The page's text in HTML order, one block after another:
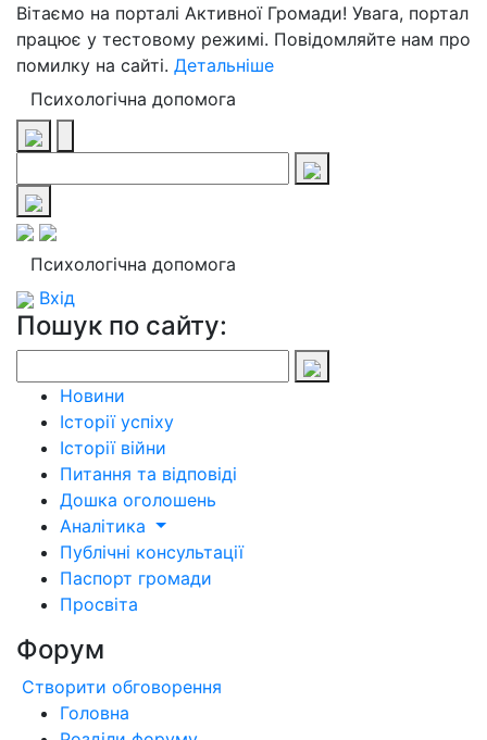
Вітаємо на порталі Активної Громади! Увага, портал
працює у тестовому режимі. Повідомляйте нам про
помилку на сайті. Детальніше
Психологічна допомога
Психологічна допомога
Вхід
Пошук по сайту:
Новини
Історії успіху
Історії війни
Питання та відповіді
Дошка оголошень
Аналітика
Публічні консультації
Паспорт громади
Просвіта
Форум
Створити обговорення
Головна